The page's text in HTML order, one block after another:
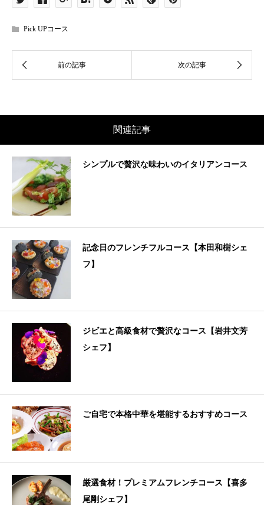
Pick UPコース
関連記事
シンプルで贅沢な味わいのイタリアンコース
記念日のフレンチフルコース【本田和樹シェ
フ】
ジビエと高級食材で贅沢なコース【岩井文芳
シェフ】
ご自宅で本格中華を堪能するおすすめコース
厳選食材！プレミアムフレンチコース【喜多
尾剛シェフ】